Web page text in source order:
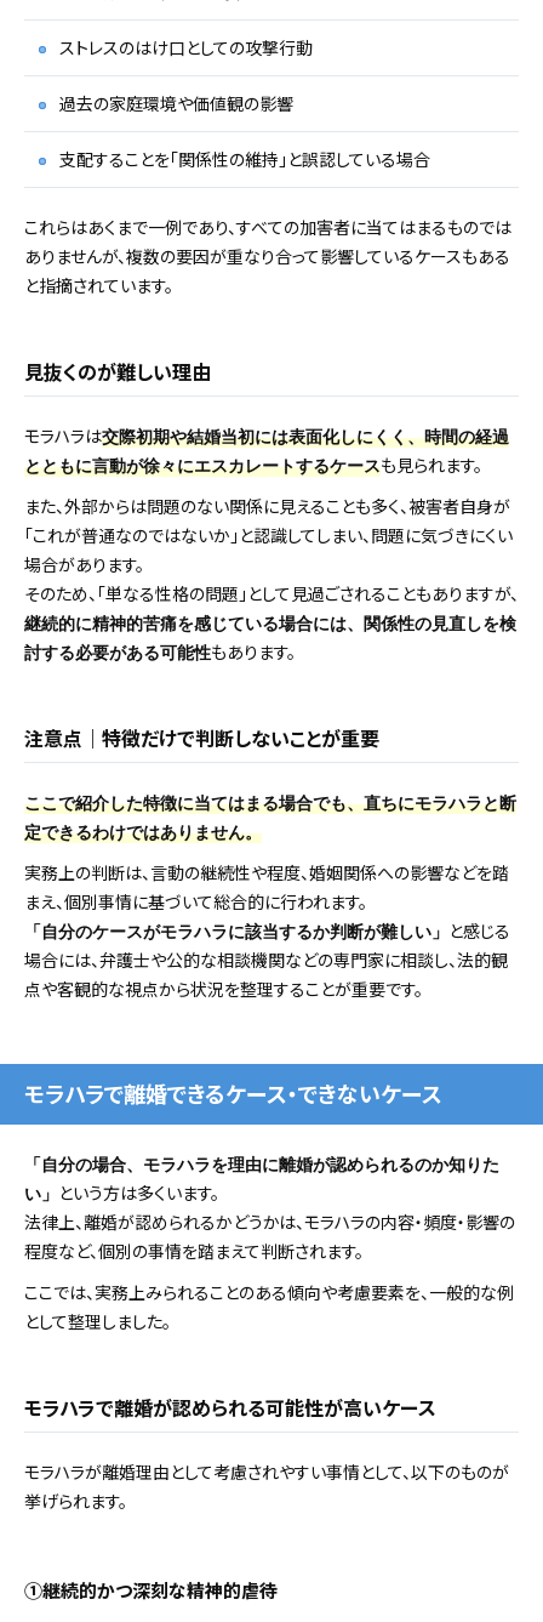
ストレスのはけ口としての攻撃行動
過去の家庭環境や価値観の影響
支配することを「関係性の維持」と誤認している場合
これらはあくまで一例であり、すべての加害者に当てはまるものでは
ありませんが、複数の要因が重なり合って影響しているケースもある
と指摘されています。
見抜くのが難しい理由
モラハラは交際初期や結婚当初には表面化しにくく、時間の経過
とともに言動が徐々にエスカレートするケースも見られます。
また、外部からは問題のない関係に見えることも多く、被害者自身が
「これが普通なのではないか」と認識してしまい、問題に気づきにくい
場合があります。
そのため、「単なる性格の問題」として見過ごされることもありますが、
継続的に精神的苦痛を感じている場合には、関係性の見直しを検
討する必要がある可能性もあります。
注意点｜特徴だけで判断しないことが重要
ここで紹介した特徴に当てはまる場合でも、直ちにモラハラと断
定できるわけではありません。
実務上の判断は、言動の継続性や程度、婚姻関係への影響などを踏
まえ、個別事情に基づいて総合的に行われます。
「自分のケースがモラハラに該当するか判断が難しい」 と感じる
場合には、弁護士や公的な相談機関などの専門家に相談し、法的観
点や客観的な視点から状況を整理することが重要です。
モラハラで離婚できるケース・できないケース
「自分の場合、モラハラを理由に離婚が認められるのか知りた
い」 という方は多くいます。
法律上、離婚が認められるかどうかは、モラハラの内容・頻度・影響の
程度など、個別の事情を踏まえて判断されます。
ここでは、実務上みられることのある傾向や考慮要素を、一般的な例
として整理しました。
モラハラで離婚が認められる可能性が高いケース
モラハラが離婚理由として考慮されやすい事情として、以下のものが
挙げられます。
①継続的かつ深刻な精神的虐待